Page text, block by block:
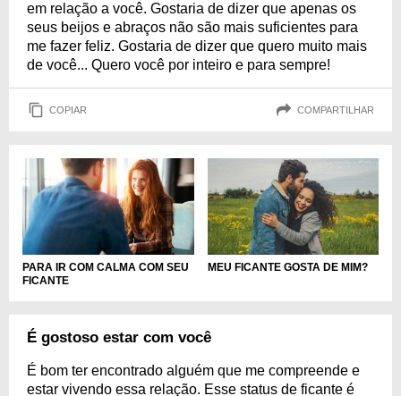
em relação a você. Gostaria de dizer que apenas os
seus beijos e abraços não são mais suficientes para
me fazer feliz. Gostaria de dizer que quero muito mais
de você... Quero você por inteiro e para sempre!
COPIAR COMPARTILHAR
PARA IR COM CALMA COM SEU
FICANTE
MEU FICANTE GOSTA DE MIM?
É gostoso estar com você
É bom ter encontrado alguém que me compreende e
estar vivendo essa relação. Esse status de ficante é